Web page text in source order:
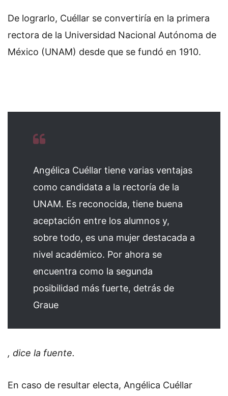
De lograrlo, Cuéllar se convertiría en la primera
rectora de la Universidad Nacional Autónoma de
México (UNAM) desde que se fundó en 1910.
Angélica Cuéllar tiene varias ventajas
como candidata a la rectoría de la
UNAM. Es reconocida, tiene buena
aceptación entre los alumnos y,
sobre todo, es una mujer destacada a
nivel académico. Por ahora se
encuentra como la segunda
posibilidad más fuerte, detrás de
Graue
, dice la fuente.
En caso de resultar electa, Angélica Cuéllar